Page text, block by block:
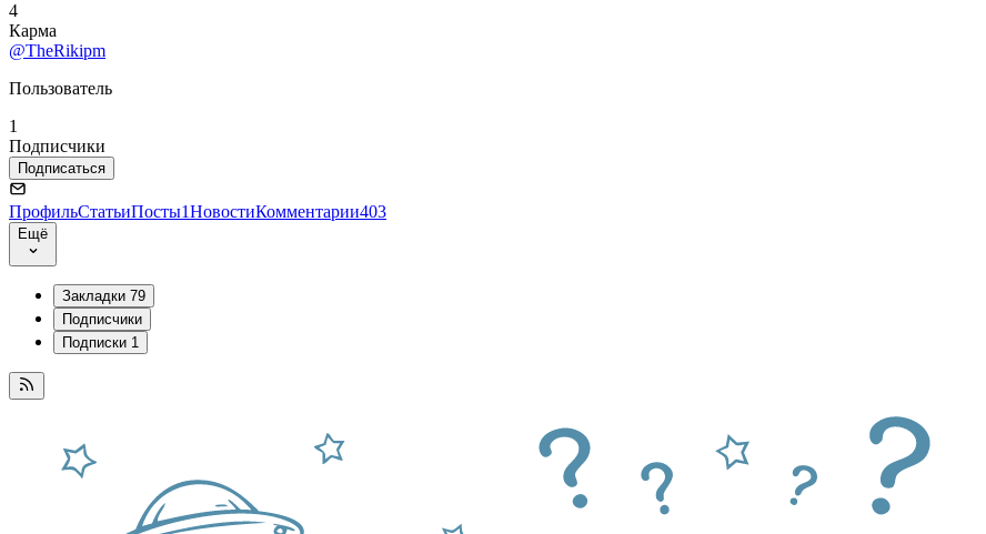
4
Карма
@TheRikipm
Пользователь
1
Подписчики
Подписаться
ПрофильСтатьиПосты1НовостиКомментарии403
Ещё
Закладки 79
Подписчики
Подписки 1